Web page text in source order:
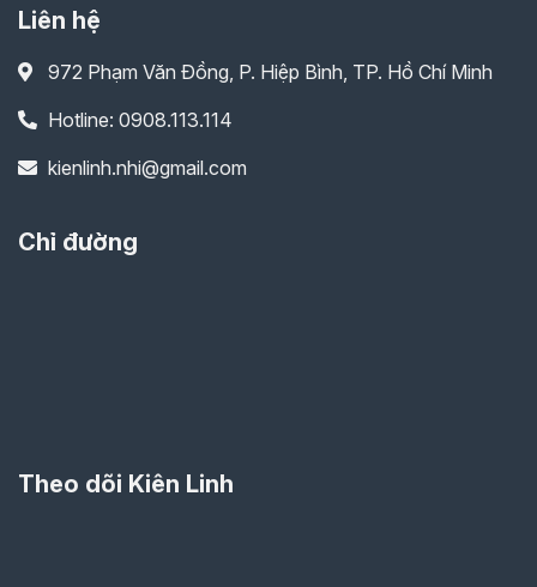
Liên hệ
972 Phạm Văn Đồng, P. Hiệp Bình, TP. Hồ Chí Minh
Hotline: 0908.113.114
kienlinh.nhi@gmail.com
Chỉ đường
Theo dõi Kiên Linh